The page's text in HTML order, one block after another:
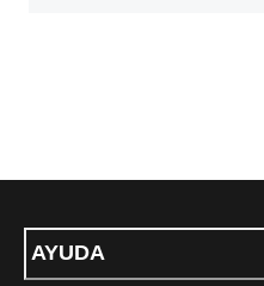
AYUDA